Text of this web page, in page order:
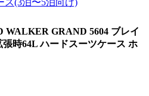
ス(3泊〜5泊向け)
WALKER GRAND 5604 ブレイ
張時64L ハードスーツケース ホ